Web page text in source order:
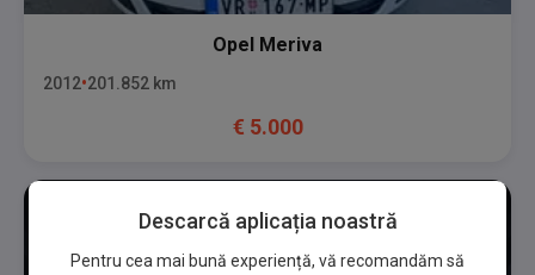
Opel Meriva
2012 201.852 km
€ 5.000
Descarcă aplicația noastră
Pentru cea mai bună experiență, vă recomandăm să